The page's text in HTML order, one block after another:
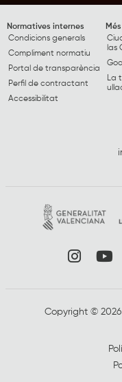
Normatives internes
Condicions generals
Compliment normatiu
Portal de transparència
Perfil de contractant
Accessibilitat
las
La
Link
Copyright © 2026